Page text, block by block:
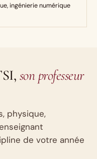
ingénierie numérique
son professeur
physique,
de votre année